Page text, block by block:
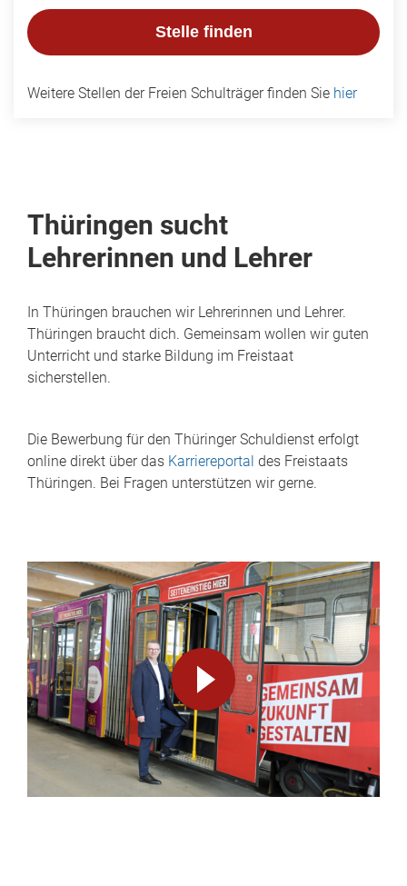
Stelle finden
Weitere Stellen der Freien Schulträger finden Sie hier
Thüringen sucht
Lehrerinnen und Lehrer
In Thüringen brauchen wir Lehrerinnen und Lehrer.
Thüringen braucht dich. Gemeinsam wollen wir guten
Unterricht und starke Bildung im Freistaat
sicherstellen.
Die Bewerbung für den Thüringer Schuldienst erfolgt
online direkt über das Karriereportal des Freistaats
Thüringen. Bei Fragen unterstützen wir gerne.
Video
abspielen